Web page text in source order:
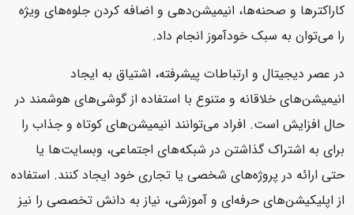
کاراکترها و صحنه‌ها، انیمیشن‌دهی و اضافه کردن جلوه‌های ویژه
را می‌توان به سبک خودآموز انجام داد.
در عصر دیجیتال و ارتباطات پیشرفته، اشتیاق به ایجاد
انیمیشن‌های خلاقانه و متنوع با استفاده از گوشی‌های هوشمند در
حال افزایش است. افراد می‌توانند انیمیشن‌های کوتاه و جذاب را
برای به اشتراک گذاشتن در شبکه‌های اجتماعی، وبسایت‌ها یا
حتی ارائه در پروژه‌های شخصی یا تجاری خود ایجاد کنند. استفاده
از اپلیکیشن‌های حرفه‌ای و آموزشی، نیاز به دانش تخصصی را نیز